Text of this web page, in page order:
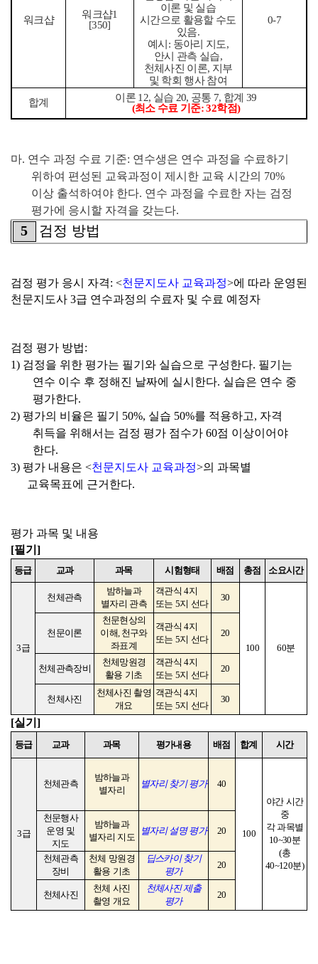
워크샵 워크샵1
[350]
이론 및 실습
시간으로 활용할 수도
있음.
예시 : 동아리 지도,
안시 관측 실습,
천체사진 이론, 지부
및 학회 행사 참여
0-7
합계 이론 12, 실습 20, 공통 7, 합계 39
(최소 수료 기준: 32학점)
마. 연수 과정 수료 기준: 연수생은 연수 과정을 수료하기
위하여 편성된 교육과정이 제시한 교육 시간의 70%
이상 출석하여야 한다. 연수 과정을 수료한 자는 검정
평가에 응시할 자격을 갖는다.
5 검정 방법
검정 평가 응시 자격: <천문지도사 교육과정>에 따라 운영된
천문지도사 3급 연수과정의 수료자 및 수료 예정자
검정 평가 방법:
1) 검정을 위한 평가는 필기와 실습으로 구성한다. 필기는
연수 이수 후 정해진 날짜에 실시한다. 실습은 연수 중
평가한다.
2) 평가의 비율은 필기 50%, 실습 50%를 적용하고, 자격
취득을 위해서는 검정 평가 점수가60점 이상이어야
한다.
3) 평가 내용은 <천문지도사 교육과정>의 과목별
교육목표에 근거한다.
평가 과목 및 내용
[필기 ]
등급 교과 과목 시험형태 배점 총점 소요시간
3급
천체관측
밤하늘과
별자리 관측
객관식4지
또는 5지 선다
30
100 60분
천문이론
천문현상의
이해, 천구와
좌표계
객관식4지
또는 5지 선다
20
천체관측장비
천체망원경
활용 기초
객관식4지
또는 5지 선다
20
천체사진
천체사진 촬영
개요
객관식4지
또는 5지 선다
30
[실기 ]
등급 교과 과목 평가내용 배점 합계 시간
3급
천체관측
밤하늘과
별자리
별자리 찾기 평가 40
100
야간 시간
중
각 과목별
10~30분
(총
40~120분)
천문행사
운영 및
지도
밤하늘과
별자리 지도
별자리 설명 평가 20
천체관측
장비
천체 망원경
활용 기초
딥스카이 찾기
평가
20
천체사진
천체 사진
촬영 개요
천체사진 제출
평가
20